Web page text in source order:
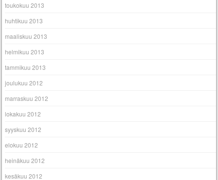
toukokuu 2013
huhtikuu 2013
maaliskuu 2013
helmikuu 2013
tammikuu 2013
joulukuu 2012
marraskuu 2012
lokakuu 2012
syyskuu 2012
elokuu 2012
heinäkuu 2012
kesäkuu 2012